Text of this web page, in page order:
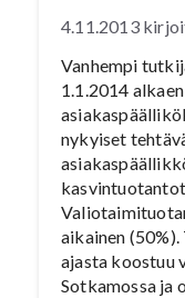
4.11.2013
Vanhempi
1.1.2014
nykyiset
aikainen
ajasta koostuu
Sotkamossa ja